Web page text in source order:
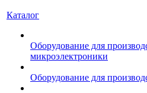
Каталог
Оборудование для
микроэлектроники
Оборудование для